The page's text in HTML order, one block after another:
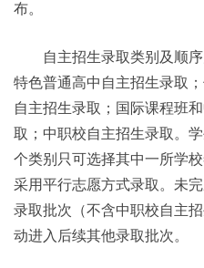
布。
自主招生录取类别及顺序
特色普通高中自主招生录取
自主招生录取；国际课程班
取；中职校自主招生录取。
个类别只可选择其中一所学
采用平行志愿方式录取。未
录取批次（不含中职校自主
动进入后续其他录取批次。